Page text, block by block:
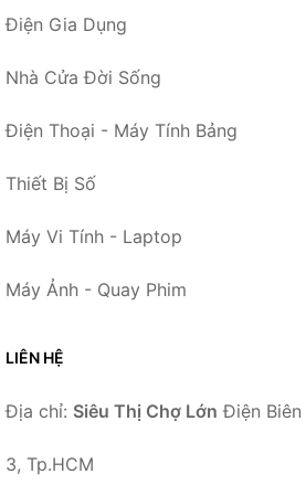
Điện Gia Dụng
Nhà Cửa Đời Sống
Điện Thoại - Máy Tính Bảng
Thiết Bị Số
Máy Vi Tính - Laptop
Máy Ảnh - Quay Phim
LIÊN HỆ
Địa chỉ: Siêu Thị Chợ Lớn Điện Biên
3, Tp.HCM